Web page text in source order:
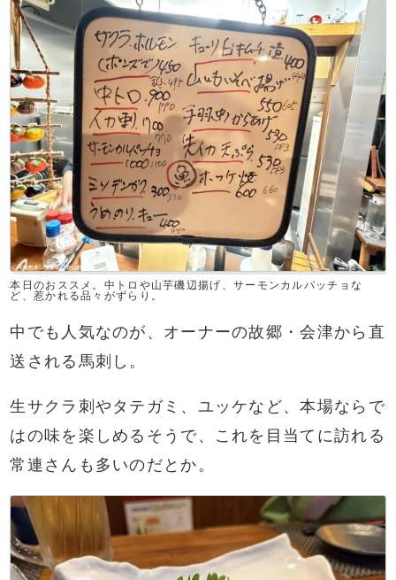
本日のおススメ。中トロや山芋磯辺揚げ、サーモンカルパッチョな
ど、惹かれる品々がずらり。
中でも人気なのが、オーナーの故郷・会津から直
送される馬刺し。
生サクラ刺やタテガミ、ユッケなど、本場ならで
はの味を楽しめるそうで、これを目当てに訪れる
常連さんも多いのだとか。